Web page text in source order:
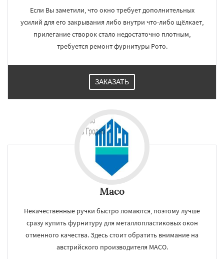
Если Вы заметили, что окно требует дополнительных
усилий для его закрывания либо внутри что-либо щёлкает,
прилегание створок стало недостаточно плотным,
требуется ремонт фурнитуры Рото.
ЗАКАЗАТЬ
Maco
Некачественные ручки быстро ломаются, поэтому лучше
сразу купить фурнитуру для металлопластиковых окон
отменного качества. Здесь стоит обратить внимание на
австрийского производителя MACO.